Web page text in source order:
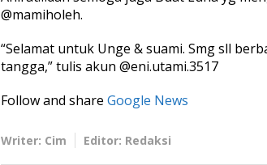
@mamiholeh.
“Selamat untuk Unge & suami. Smg sll
tangga,” tulis akun @eni.utami.3517
Follow and share Google News
Writer: Cim Editor: Redaksi